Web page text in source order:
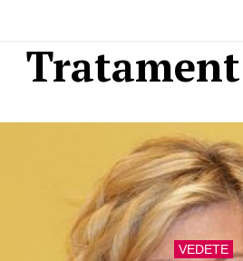
VEDETE